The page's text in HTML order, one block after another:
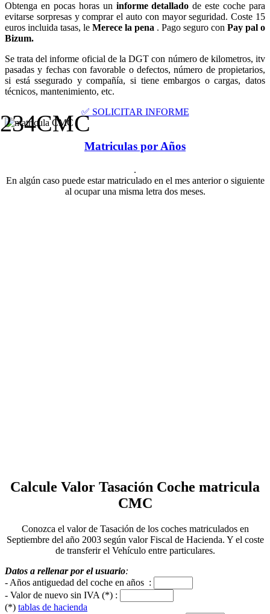
Obtenga en pocas horas un informe detalladode este coche para
evitarse sorpresas y comprar el auto con mayor seguridad. Coste 15
euros incluida tasas, le Merece la pena . Pago seguro con Pay pal o
Bizum.
Se trata del informe oficial de la DGT con número de kilometros, itv
pasadas y fechas con favorable o defectos, número de propietarios,
si está ssegurado y compañía, si tiene embargos o cargas, datos
técnicos, mantenimiento, etc.
✅ SOLICITAR INFORME
Matriculas por Años
.
En algún caso puede estar matriculado en el mes anterior o siguiente
al ocupar una misma letra dos meses.
Calcule Valor Tasación Coche matricula
CMC
Conozca el valor de Tasación de los coches matriculados en
Septiembre del año 2003 según valor Fiscal de Hacienda. Y el coste
de transferir el Vehículo entre particulares.
Datos a rellenar por el usuario:
- Años antiguedad del coche en años :
- Valor de nuevo sin IVA (*) :
(*) tablas de hacienda